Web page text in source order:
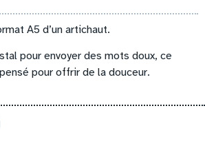
A5 d’un artichaut.
pour envoyer des mots doux, ce
pour offrir de la douceur.